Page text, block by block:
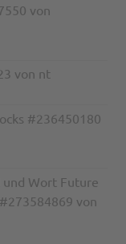
von
von nt
#236450180
und Wort Future
von